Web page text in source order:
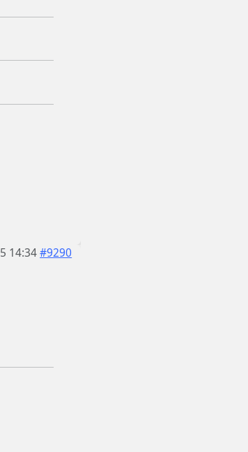
14:34#9290